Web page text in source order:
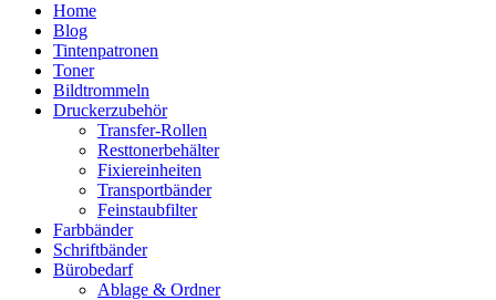
Home
Blog
Tintenpatronen
Toner
Bildtrommeln
Druckerzubehör
Transfer-Rollen
Resttonerbehälter
Fixiereinheiten
Transportbänder
Feinstaubfilter
Farbbänder
Schriftbänder
Bürobedarf
Ablage & Ordner